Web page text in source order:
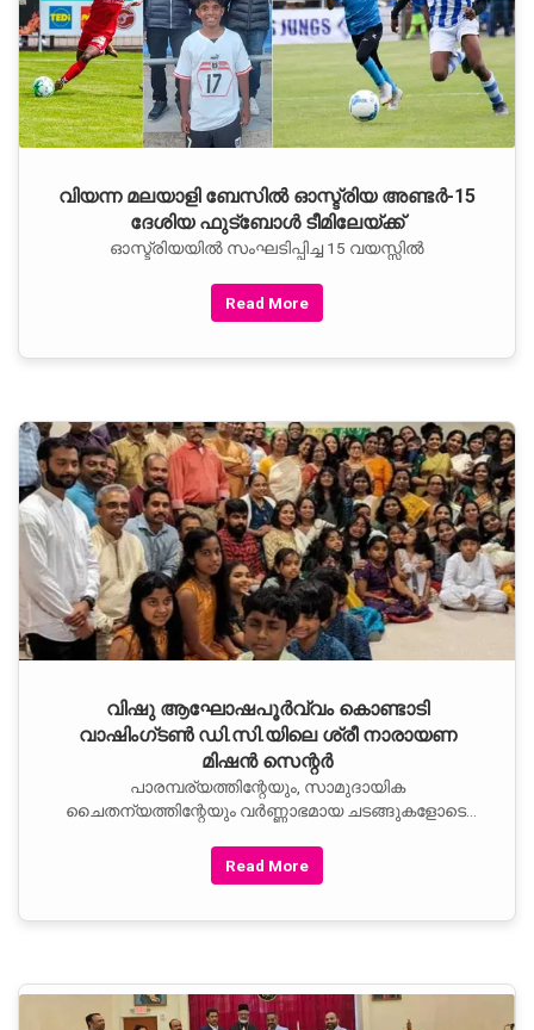
വിയന്ന മലയാളി ബേസില്‍ ഓസ്ട്രിയ അണ്ടര്‍-15
ദേശിയ ഫുട്‌ബോള്‍ ടീമിലേയ്ക്ക്
ഓസ്ട്രിയയില്‍ സംഘടിപ്പിച്ച 15 വയസ്സില്‍
Read More
വിഷു ആഘോഷപൂര്‍വ്വം കൊണ്ടാടി
വാഷിംഗ്ടണ്‍ ഡി.സി.യിലെ ശ്രീ നാരായണ
മിഷന്‍ സെന്റര്‍
പാരമ്പര്യത്തിന്റേയും, സാമുദായിക
ചൈതന്യത്തിന്റേയും വര്‍ണ്ണാഭമായ ചടങ്ങുകളോടെ,
Read More